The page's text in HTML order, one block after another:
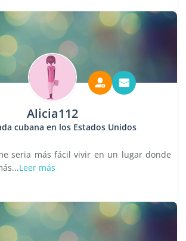
Alicia112
cubana en los Estados Unidos
seria más fácil vivir en un lugar donde
Leer más